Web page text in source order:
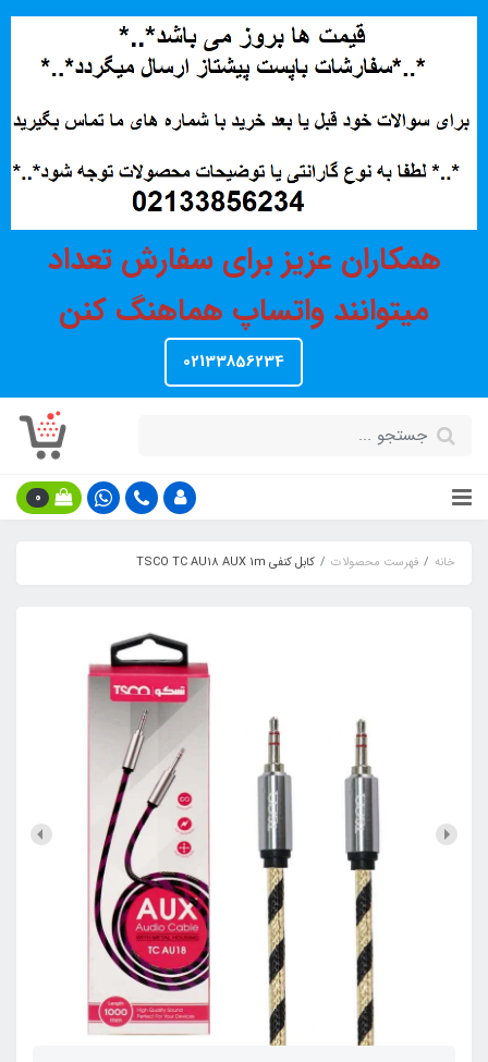
همکاران عزیز برای سفارش تعداد
میتوانند واتساپ هماهنگ کنن
02133856234
0
خانه فهرست محصولات کابل کنفی TSCO TC AU18 AUX 1m